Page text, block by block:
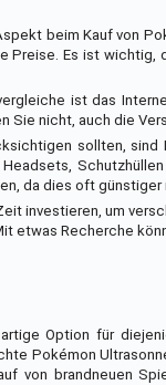
beim Kauf von
Preise. Es ist
ist das
Sie nicht, auch die
sollten, sind
da dies oft
investieren, um
etwas Recherche
Option für
Pokémon
von brandneuen